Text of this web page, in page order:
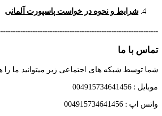
شرایط و نحوه در خواست پاسپورت آلمانی
تماس با ما
شما توسط شبکه های اجتماعی زیر میتوانید ما
موبایل : 004915734641456
واتس اپ : 004915734641456